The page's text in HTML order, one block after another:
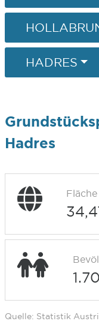
HADRES
Hadres
Fläche
Quelle: Statistik